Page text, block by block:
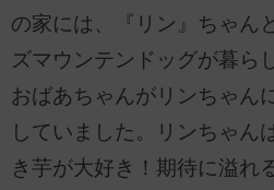
の家には、『リン』ちゃん
ズマウンテンドッグが暮ら
おばあちゃんがリンちゃん
していました。リンちゃん
き芋が大好き！期待に溢れ